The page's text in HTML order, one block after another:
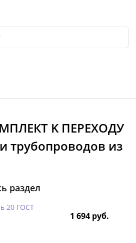
K ПЕРЕХОДУ
трубопроводов из
раздел
20 ГОСТ
1 694 руб.